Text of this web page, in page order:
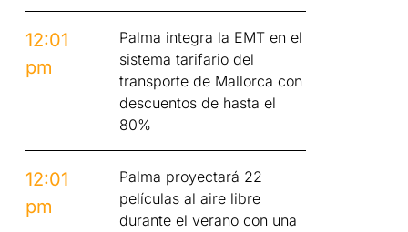
12:01
pm
Palma integra la EMT en el
sistema tarifario del
transporte de Mallorca con
descuentos de hasta el
80%
12:01
pm
Palma proyectará 22
películas al aire libre
durante el verano con una